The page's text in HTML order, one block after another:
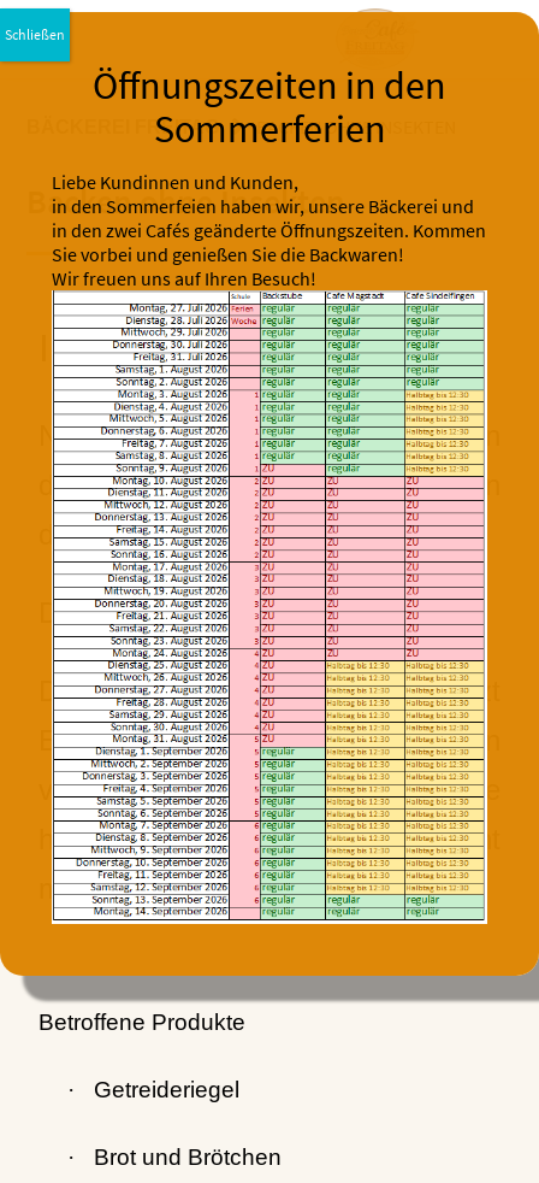
BÄCKEREI FREITAG BACKEN OHNE INSEKTEN
Backen ohne Insekten
Infoschreiben
Nachdem immer mehr Kunden
danach fragen ob wir Insekten in
den Backwaren verarbeiten.
Das machen wir NICHT.
Die Definition ist, das es jetzt
ERLAUBT ist, Insekten in
verschiedene Produkte
hinzuzufügen. Wir das aber nicht
mitmachen.
Betroffene Produkte
· Getreideriegel
· Brot und Brötchen
Liebe Kundinnen und Kunden,
in den Sommerfeien haben wir, unsere Bäckerei und
in den zwei Cafés geänderte Öffnungszeiten. Kommen
Sie vorbei und genießen Sie die Backwaren!
Wir freuen uns auf Ihren Besuch!